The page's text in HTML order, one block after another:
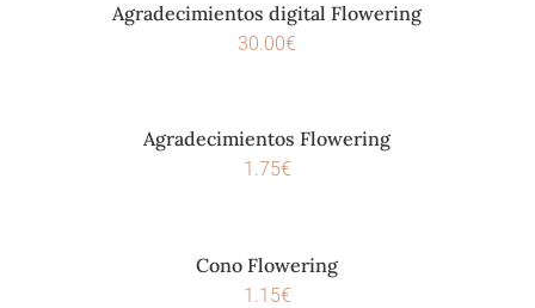
Agradecimientos digital Flowering
30.00€
Agradecimientos Flowering
1.75€
Cono Flowering
1.15€